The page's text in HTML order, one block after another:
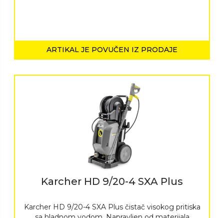
ARTIKAL JE POVUČEN IZ PRODAJE
Karcher HD 9/20-4 SXA Plus
Karcher HD 9/20-4 SXA Plus čistač visokog pritiska